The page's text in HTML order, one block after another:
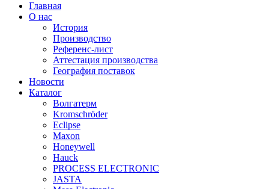
Главная
О нас
История
Производство
Референс-лист
Аттестация производства
География поставок
Новости
Каталог
Волгатерм
Kromschröder
Eclipse
Maxon
Honeywell
Hauck
PROCESS ELECTRONIC
JASTA